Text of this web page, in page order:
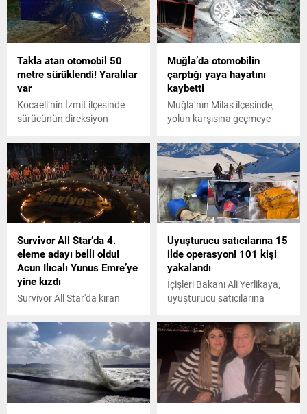
Takla atan otomobil 50
metre sürüklendi! Yaralılar
var
Kocaeli’nin İzmit ilçesinde
sürücünün direksiyon
sonucu otomobil, refüjdeki
ağaçları çarparak takla attı.
Yaklaşık 50 metre
sürüklenerek durabilen
otomobilde 3 kişi yaralandı.
Polis olayla ilgili inceleme
Muğla’da otomobilin
çarptığı yaya hayatını
kaybetti
Muğla’nın Milas ilçesinde,
yolun karşısına geçmeye
çarptığı Ali Şahin (58)
yaşamını yitirdi. Kazadan
sonra savrularak beton
direğe çarpan otomobildeki 2
kişi yaralandı.
Survivor All Star’da 4.
eleme adayı belli oldu!
Acun Ilıcalı Yunus Emre’ye
yine kızdı
Survivor All Star'da kıran
Mavi Takım kazanarak
dokunulmazlığın sahibi oldu.
Haftanın son ve dördüncü
eleme adayı da belli oldu.
Acun Ilıcalı ortamı geren ve
sürekli kavga çıkaran Yunus
Uyuşturucu satıcılarına 15
ilde operasyon! 101 kişi
yakalandı
İçişleri Bakanı Ali Yerlikaya,
uyuşturucu satıcılarına
'Narkoçelik-3'
operasyonlarının detaylarını
paylaştı.